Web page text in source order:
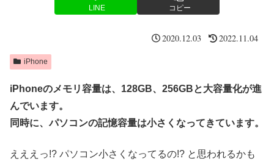
LINE コピー
2020.12.03 2022.11.04
iPhone
iPhoneのメモリ容量は、128GB、256GBと大容量化が進
んでいます。
同時に、パソコンの記憶容量は小さくなってきています。
えええっ!? パソコン小さくなってるの!? と思われるかも